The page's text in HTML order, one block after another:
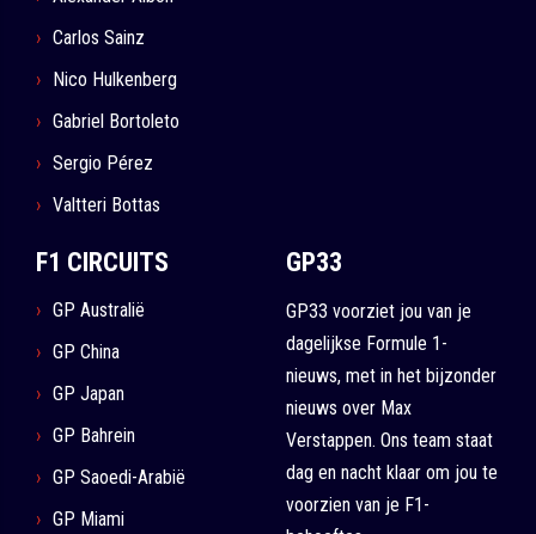
Carlos Sainz
Nico Hulkenberg
Gabriel Bortoleto
Sergio Pérez
Valtteri Bottas
F1 CIRCUITS
GP Australië
GP China
GP Japan
GP Bahrein
GP Saoedi-Arabië
GP Miami
GP33
GP33 voorziet jou van je
dagelijkse Formule 1-
nieuws, met in het bijzonder
nieuws over Max
Verstappen. Ons team staat
dag en nacht klaar om jou te
voorzien van je F1-